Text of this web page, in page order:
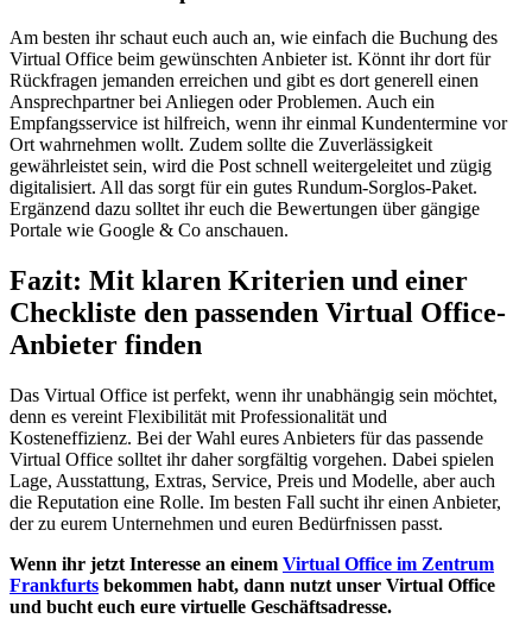
Am besten ihr schaut euch auch an, wie einfach die Buchung des
Virtual Office beim gewünschten Anbieter ist. Könnt ihr dort für
Rückfragen jemanden erreichen und gibt es dort generell einen
Ansprechpartner bei Anliegen oder Problemen. Auch ein
Empfangsservice ist hilfreich, wenn ihr einmal Kundentermine vor
Ort wahrnehmen wollt. Zudem sollte die Zuverlässigkeit
gewährleistet sein, wird die Post schnell weitergeleitet und zügig
digitalisiert. All das sorgt für ein gutes Rundum-Sorglos-Paket.
Ergänzend dazu solltet ihr euch die Bewertungen über gängige
Portale wie Google & Co anschauen.
Fazit: Mit klaren Kriterien und einer
Checkliste den passenden Virtual Office-
Anbieter finden
Das Virtual Office ist perfekt, wenn ihr unabhängig sein möchtet,
denn es vereint Flexibilität mit Professionalität und
Kosteneffizienz. Bei der Wahl eures Anbieters für das passende
Virtual Office solltet ihr daher sorgfältig vorgehen. Dabei spielen
Lage, Ausstattung, Extras, Service, Preis und Modelle, aber auch
die Reputation eine Rolle. Im besten Fall sucht ihr einen Anbieter,
der zu eurem Unternehmen und euren Bedürfnissen passt.
Wenn ihr jetzt Interesse an einem Virtual Office im Zentrum
Frankfurts bekommen habt, dann nutzt unser Virtual Office
und bucht euch eure virtuelle Geschäftsadresse.